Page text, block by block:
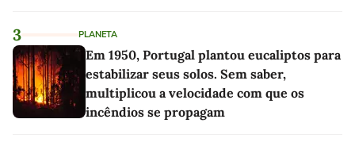
3 PLANETA
Em 1950, Portugal plantou eucaliptos para
estabilizar seus solos. Sem saber,
multiplicou a velocidade com que os
incêndios se propagam